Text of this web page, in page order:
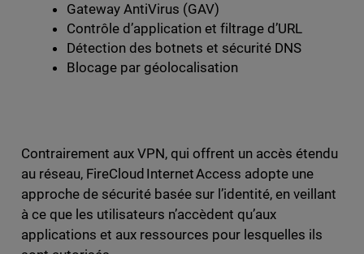
Gateway AntiVirus (GAV)
Contrôle d’application et filtrage d’URL
Détection des botnets et sécurité DNS
Blocage par géolocalisation
Contrairement aux VPN, qui offrent un accès étendu
au réseau, FireCloud Internet Access adopte une
approche de sécurité basée sur l’identité, en veillant
à ce que les utilisateurs n’accèdent qu’aux
applications et aux ressources pour lesquelles ils